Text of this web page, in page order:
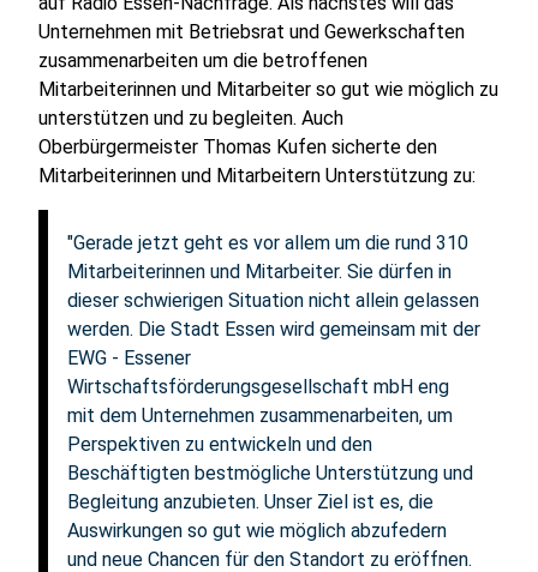
Unternehmen mit Betriebsrat und Gewerkschaften
zusammenarbeiten um die betroffenen
Mitarbeiterinnen und Mitarbeiter so gut wie möglich zu
unterstützen und zu begleiten. Auch
Oberbürgermeister Thomas Kufen sicherte den
Mitarbeiterinnen und Mitarbeitern Unterstützung zu:
"Gerade jetzt geht es vor allem um die rund 310
Mitarbeiterinnen und Mitarbeiter. Sie dürfen in
dieser schwierigen Situation nicht allein gelassen
werden. Die Stadt Essen wird gemeinsam mit der
EWG - Essener
Wirtschaftsförderungsgesellschaft mbH eng
mit dem Unternehmen zusammenarbeiten, um
Perspektiven zu entwickeln und den
Beschäftigten bestmögliche Unterstützung und
Begleitung anzubieten. Unser Ziel ist es, die
Auswirkungen so gut wie möglich abzufedern
und neue Chancen für den Standort zu eröffnen.